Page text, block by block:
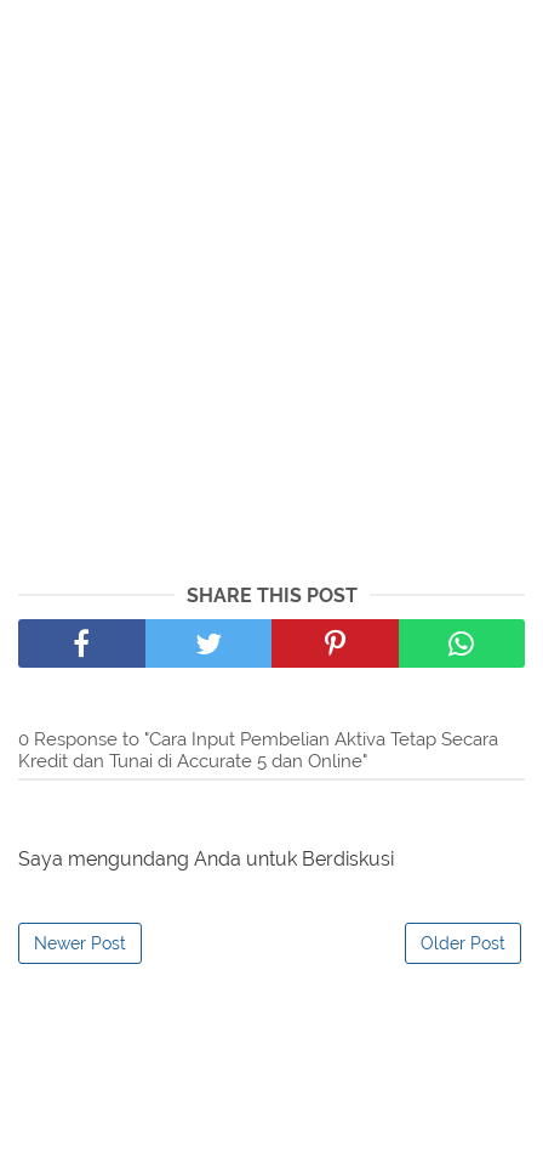
SHARE THIS POST
0 Response to "Cara Input Pembelian Aktiva Tetap Secara
Kredit dan Tunai di Accurate 5 dan Online"
Saya mengundang Anda untuk Berdiskusi
Newer Post Older Post